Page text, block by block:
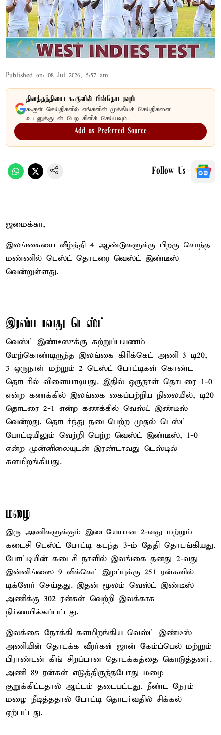
Published on: 08 Jul 2026, 5:57 am
தினத்தந்தியை கூகுளில் பின்தொடரவும்
கூகுள் செய்திகளில் எங்களின் முக்கியச் செய்திகளை
உடனுக்குடன் பெற கிளிக் செய்யவும்.
Add as Preferred Source
Follow Us
ஜமைக்கா,
இலங்கையை வீழ்த்தி 4 ஆண்டுகளுக்கு பிறகு சொந்த
மண்ணில் டெஸ்ட் தொடரை வெஸ்ட் இண்டீஸ்
வென்றுள்ளது.
இரண்டாவது டெஸ்ட்
வெஸ்ட் இண்டீஸுக்கு சுற்றுப்பயணம்
மேற்கொண்டிருந்த இலங்கை கிரிக்கெட் அணி 3 டி20,
3 ஒருநாள் மற்றும் 2 டெஸ்ட் போட்டிகள் கொண்ட
தொடரில் விளையாடியது. இதில் ஒருநாள் தொடரை 1-0
என்ற கணக்கில் இலங்கை கைப்பற்றிய நிலையில், டி20
தொடரை 2-1 என்ற கணக்கில் வெஸ்ட் இண்டீஸ்
வென்றது. தொடர்ந்து நடைபெற்ற முதல் டெஸ்ட்
போட்டியிலும் வெற்றி பெற்ற வெஸ்ட் இண்டீஸ், 1-0
என்ற முன்னிலையுடன் இரண்டாவது டெஸ்டில்
களமிறங்கியது.
மழை
இரு அணிகளுக்கும் இடையேயான 2-வது மற்றும்
கடைசி டெஸ்ட் போட்டி கடந்த 3-ம் தேதி தொடங்கியது.
போட்டியின் கடைசி நாளில் இலங்கை தனது 2-வது
இன்னிங்ஸை 9 விக்கெட் இழப்புக்கு 251 ரன்களில்
டிக்ளேர் செய்தது. இதன் மூலம் வெஸ்ட் இண்டீஸ்
அணிக்கு 302 ரன்கள் வெற்றி இலக்காக
நிர்ணயிக்கப்பட்டது.
இலக்கை நோக்கி களமிறங்கிய வெஸ்ட் இண்டீஸ்
அணியின் தொடக்க வீரர்கள் ஜான் கேம்ப்பெல் மற்றும்
பிராண்டன் கிங் சிறப்பான தொடக்கத்தை கொடுத்தனர்.
அணி 89 ரன்கள் எடுத்திருந்தபோது மழை
குறுக்கிட்டதால் ஆட்டம் தடைபட்டது. நீண்ட நேரம்
மழை நீடித்ததால் போட்டி தொடர்வதில் சிக்கல்
ஏற்பட்டது.